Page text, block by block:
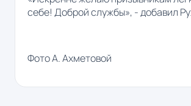
себе! Доброй службы», - добавил
Фото А. Ахметовой